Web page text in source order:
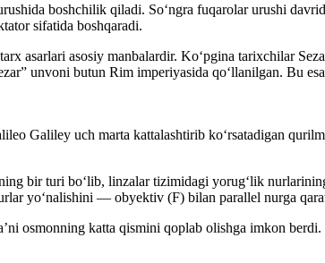
boshchilik qiladi. Soʻngra fuqarolar urushi
sifatida boshqaradi.
asarlari asosiy manbalardir. Koʻpgina tarixchilar
unvoni butun Rim imperiyasida qoʻllanilgan. Bu
Galiley uch marta kattalashtirib koʻrsatadigan
bir turi boʻlib, linzalar tizimidagi yorugʻlik
yoʻnalishini — obyektiv (F) bilan parallel nurga
osmonning katta qismini qoplab olishga imkon